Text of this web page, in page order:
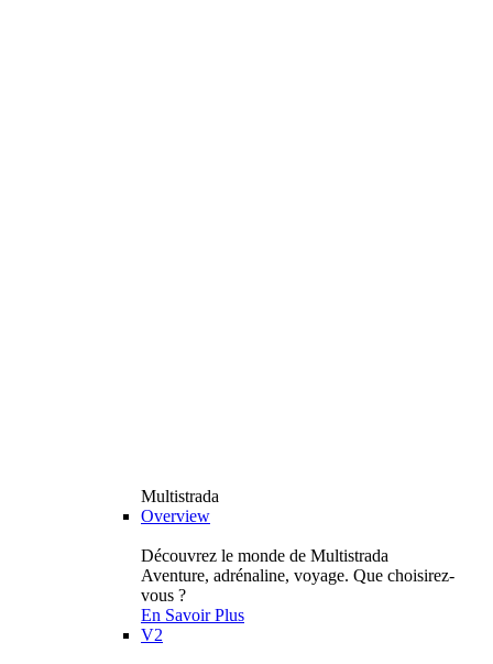
Multistrada
Overview
Découvrez le monde de Multistrada
Aventure, adrénaline, voyage. Que choisirez-
vous ?
En Savoir Plus
V2